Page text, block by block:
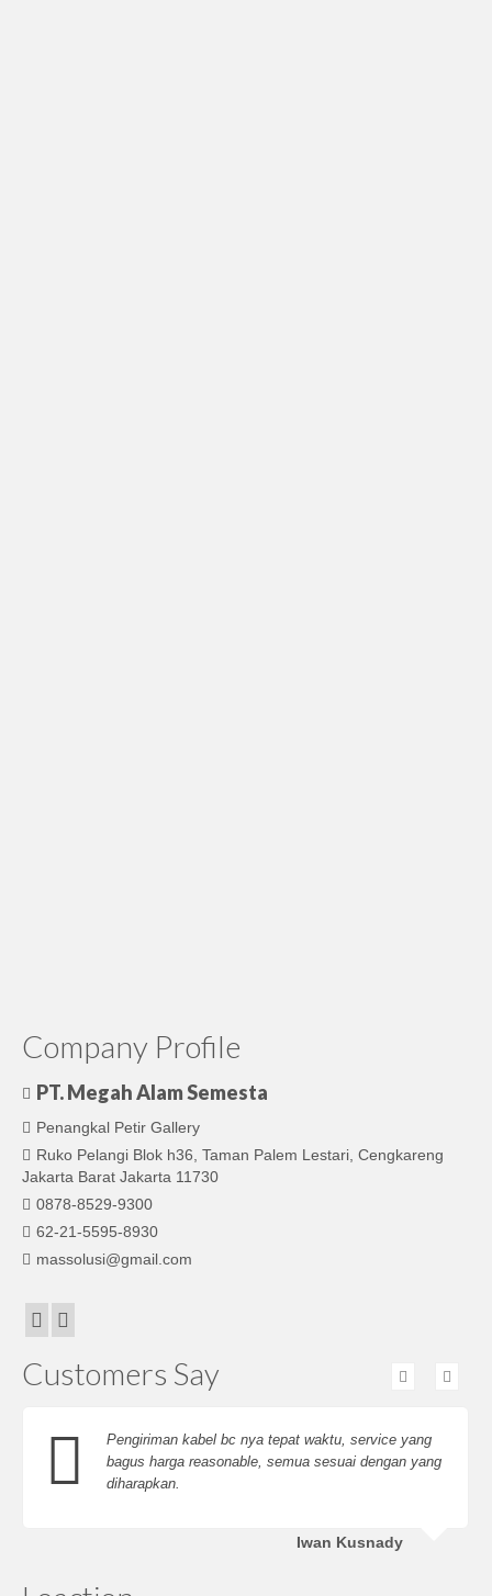
Company Profile
PT. Megah Alam Semesta
Penangkal Petir Gallery
Ruko Pelangi Blok h36, Taman Palem Lestari, Cengkareng
Jakarta Barat Jakarta 11730
0878-8529-9300
62-21-5595-8930
massolusi@gmail.com
Customers Say
Pengiriman kabel bc nya tepat waktu, service yang
bagus harga reasonable, semua sesuai dengan yang
diharapkan.
Iwan Kusnady